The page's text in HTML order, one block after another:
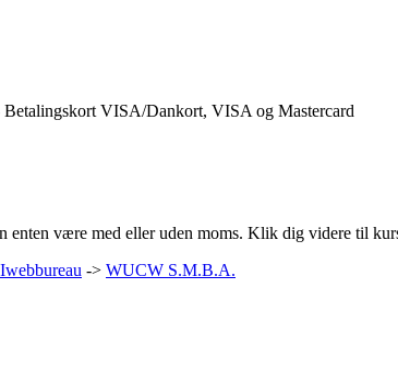
enten være med eller uden moms. Klik dig videre til
-> WUCW S.M.B.A.